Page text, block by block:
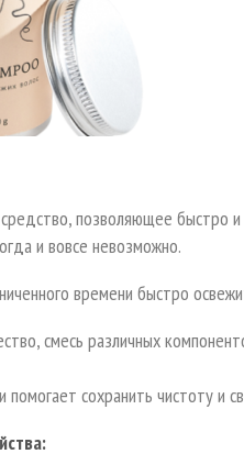
позволяющее быстро
и вовсе невозможно.
времени быстро
смесь различных
сохранить чистоту и